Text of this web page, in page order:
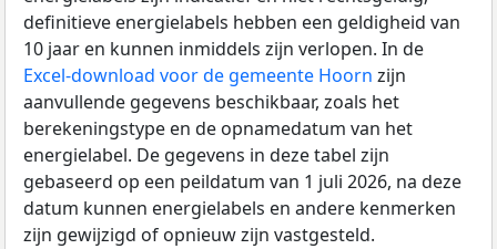
definitieve energielabels hebben een geldigheid van
10 jaar en kunnen inmiddels zijn verlopen. In de
Excel-download voor de gemeente Hoorn zijn
aanvullende gegevens beschikbaar, zoals het
berekeningstype en de opnamedatum van het
energielabel. De gegevens in deze tabel zijn
gebaseerd op een peildatum van 1 juli 2026, na deze
datum kunnen energielabels en andere kenmerken
zijn gewijzigd of opnieuw zijn vastgesteld.